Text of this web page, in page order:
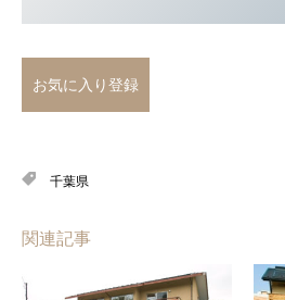
お気に入り登録
千葉県
関連記事